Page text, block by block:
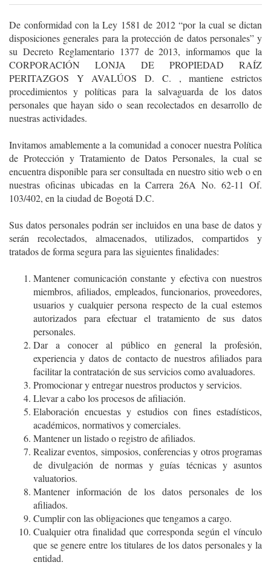
De conformidad con la Ley 1581 de 2012 “por la cual se dictan
disposiciones generales para la protección de datos personales” y
su Decreto Reglamentario 1377 de 2013, informamos que la
CORPORACIÓN LONJA DE PROPIEDAD RAÍZ
PERITAZGOS Y AVALÚOS D. C. , mantiene estrictos
procedimientos y políticas para la salvaguarda de los datos
personales que hayan sido o sean recolectados en desarrollo de
nuestras actividades.
Invitamos amablemente a la comunidad a conocer nuestra Política
de Protección y Tratamiento de Datos Personales, la cual se
encuentra disponible para ser consultada en nuestro sitio web o en
nuestras oficinas ubicadas en la Carrera 26A No. 62-11 Of.
103/402, en la ciudad de Bogotá D.C.
Sus datos personales podrán ser incluidos en una base de datos y
serán recolectados, almacenados, utilizados, compartidos y
tratados de forma segura para las siguientes finalidades:
Mantener comunicación constante y efectiva con nuestros
miembros, afiliados, empleados, funcionarios, proveedores,
usuarios y cualquier persona respecto de la cual estemos
autorizados para efectuar el tratamiento de sus datos
personales.
Dar a conocer al público en general la profesión,
experiencia y datos de contacto de nuestros afiliados para
facilitar la contratación de sus servicios como avaluadores.
Promocionar y entregar nuestros productos y servicios.
Llevar a cabo los procesos de afiliación.
Elaboración encuestas y estudios con fines estadísticos,
académicos, normativos y comerciales.
Mantener un listado o registro de afiliados.
Realizar eventos, simposios, conferencias y otros programas
de divulgación de normas y guías técnicas y asuntos
valuatorios.
Mantener información de los datos personales de los
afiliados.
Cumplir con las obligaciones que tengamos a cargo.
Cualquier otra finalidad que corresponda según el vínculo
que se genere entre los titulares de los datos personales y la
entidad.